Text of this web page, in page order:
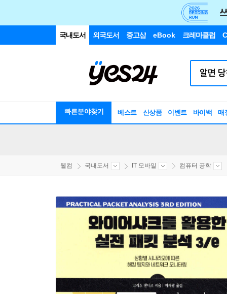
국내도서 외국도서 중고샵 eBook 크레마클럽
빠른분야찾기 베스트 신상품 이벤트 바이백 매
웰컴 국내도서 IT 모바일 컴퓨터 공학